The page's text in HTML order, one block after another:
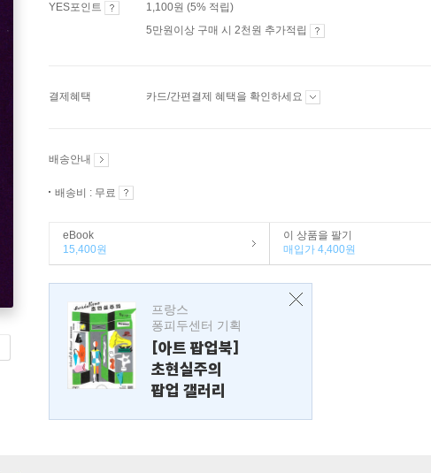
YES포인트
1,100원 (5% 적립)
5만원이상 구매 시 2천원 추가적립
결제혜택 카드/간편결제 혜택을 확인하세요
배송안내
배송비 : 무료
eBook
15,400원
이 상품을 팔기
매입가 4,400원
프랑스
퐁피두센터 기획
[아트 팝업북]
초현실주의
팝업 갤러리